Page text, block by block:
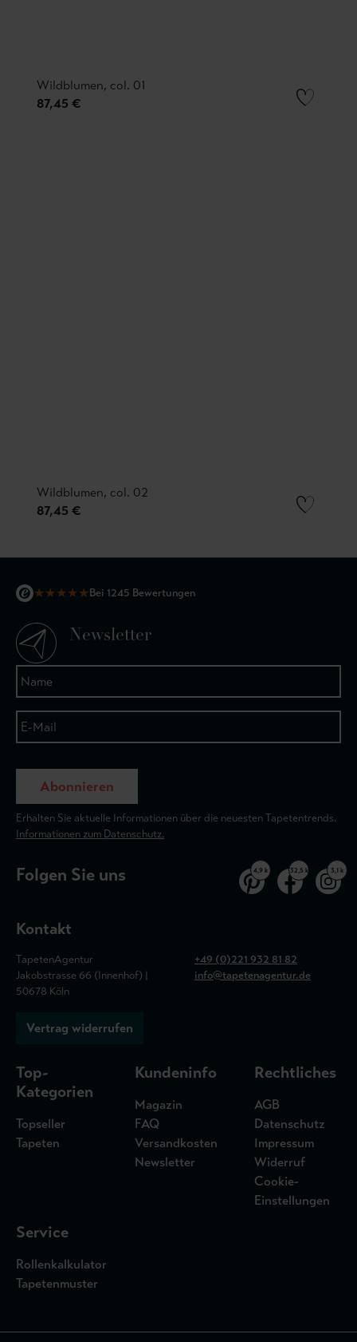
Wildblumen, col. 01
87,45 €
Wildblumen, col. 02
87,45 €
★★★★★Bei 1245 Bewertungen
Newsletter
Abonnieren
Erhalten Sie aktuelle Informationen über die neuesten Tapetentrends.
Informationen zum Datenschutz.
Folgen Sie uns 4,9 k 32,5 k 3,1 k
Kontakt
TapetenAgentur
Jakobstrasse 66 (Innenhof) |
50678 Köln
+49 (0)221 932 81 82
info@tapetenagentur.de
Vertrag widerrufen
Top-
Kategorien
Topseller
Tapeten
Kundeninfo
Magazin
FAQ
Versandkosten
Newsletter
Rechtliches
AGB
Datenschutz
Impressum
Widerruf
Cookie-
Einstellungen
Service
Rollenkalkulator
Tapetenmuster